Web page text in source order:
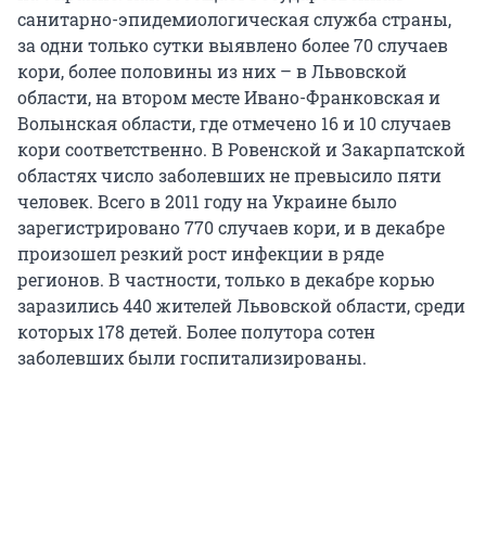
санитарно-эпидемиологическая служба страны,
за одни только сутки выявлено более 70 случаев
кори, более половины из них – в Львовской
области, на втором месте Ивано-Франковская и
Волынская области, где отмечено 16 и 10 случаев
кори соответственно. В Ровенской и Закарпатской
областях число заболевших не превысило пяти
человек. Всего в 2011 году на Украине было
зарегистрировано 770 случаев кори, и в декабре
произошел резкий рост инфекции в ряде
регионов. В частности, только в декабре корью
заразились 440 жителей Львовской области, среди
которых 178 детей. Более полутора сотен
заболевших были госпитализированы.